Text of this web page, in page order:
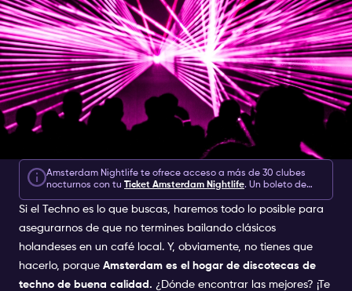
Amsterdam Nightlife te ofrece acceso a más de 30 clubes
nocturnos con tu Ticket Amsterdam Nightlife. Un boleto de
nocturnos, experiencias y extras por €10.
Si el Techno es lo que buscas, haremos todo lo posible para
asegurarnos de que no termines bailando clásicos
holandeses en un café local. Y, obviamente, no tienes que
hacerlo, porque Amsterdam es el hogar de discotecas de
techno de buena calidad. ¿Dónde encontrar las mejores? ¡Te